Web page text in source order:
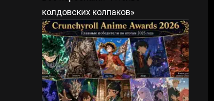
колдовских колпаков»